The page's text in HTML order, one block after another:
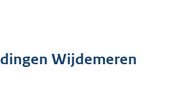
Wijdemeren